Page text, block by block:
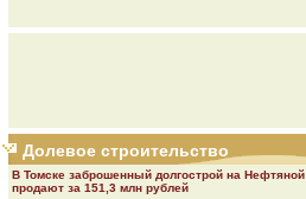
Долевое строительство
В Томске заброшенный долгострой на Нефтяной
продают за 151,3 млн рублей